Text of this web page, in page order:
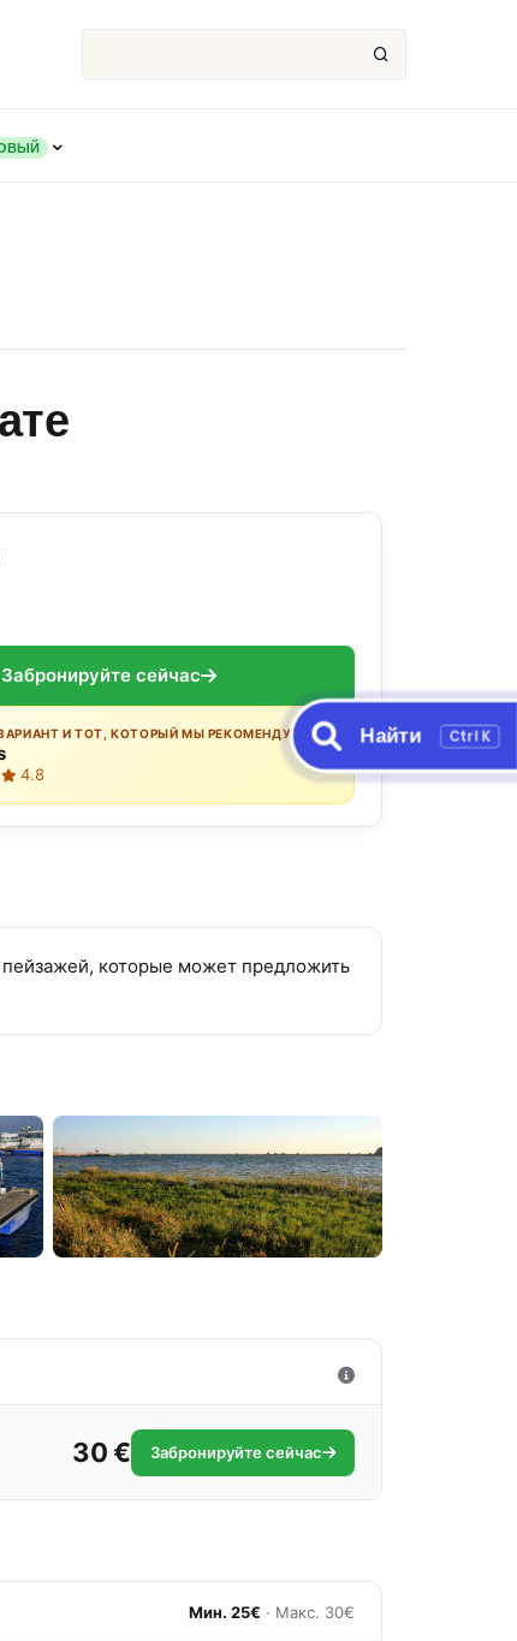
Забронируйте сейчас
И ТОТ, КОТОРЫЙ МЫ РЕКОМЕНДУЕМ:
4.8
пейзажей, которые может предложить
30 € Забронируйте сейчас
Мин. 25€ · Макс. 30€
Найти Ctrl K